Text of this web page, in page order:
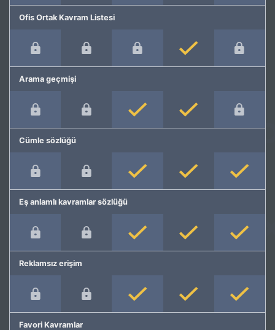
Ofis Ortak Kavram Listesi
Arama geçmişi
Cümle sözlüğü
Eş anlamlı kavramlar sözlüğü
Reklamsız erişim
Favori Kavramlar